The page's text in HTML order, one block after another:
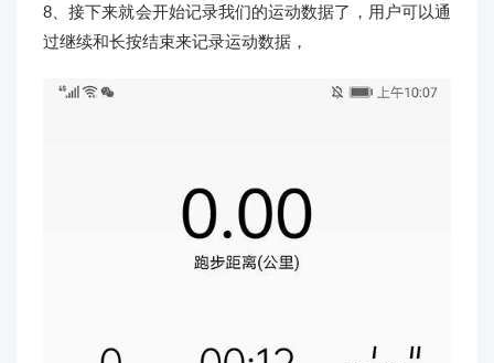
8、接下来就会开始记录我们的运动数据了，用户可以通
过继续和长按结束来记录运动数据，